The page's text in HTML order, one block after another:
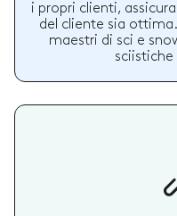
i propri clienti,
del cliente sia
maestri di sci e
sciistiche